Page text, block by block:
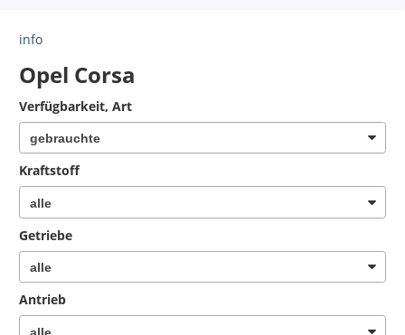
info
Opel Corsa
Verfügbarkeit, Art
Kraftstoff
Getriebe
Antrieb